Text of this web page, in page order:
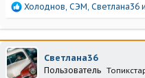
Р
а
к
ц
и
и
Холоднов, СЭМ, Светлана36
Светлана36
Пользователь